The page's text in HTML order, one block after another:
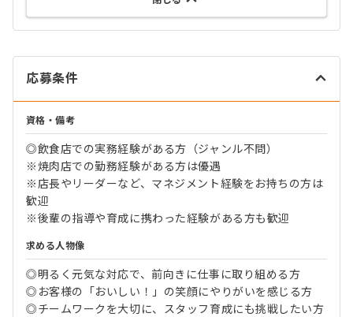
応募条件
資格・備考
◎飲食店での実務経験がある方（ジャンル不問）
※焼肉店での勤務経験がある方は優遇
※店長やリーダーなど、マネジメント経験をお持ちの方は
歓迎
※後輩の指導や育成に携わった経験がある方も歓迎
求める人物像
◎明るく元気な対応で、前向きに仕事に取り組める方
◎お客様の「おいしい！」の笑顔にやりがいを感じる方
◎チームワークを大切に、スタッフ育成にも挑戦したい方